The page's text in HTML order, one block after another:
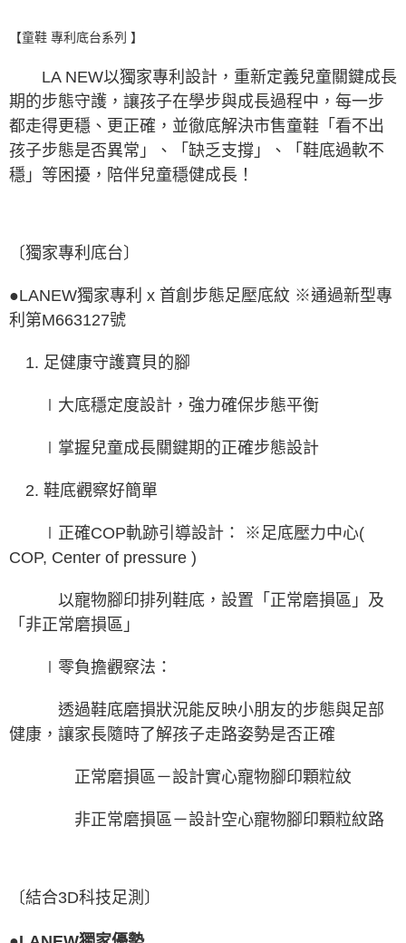
【童鞋 專利底台系列 】
LA NEW以獨家專利設計，重新定義兒童關鍵成長
期的步態守護，讓孩子在學步與成長過程中，每一步
都走得更穩、更正確，並徹底解決市售童鞋「看不出
孩子步態是否異常」、「缺乏支撐」、「鞋底過軟不
穩」等困擾，陪伴兒童穩健成長！
〔獨家專利底台〕
●LANEW獨家專利 x 首創步態足壓底紋 ※通過新型專
利第M663127號
1. 足健康守護寶貝的腳
∣大底穩定度設計，強力確保步態平衡
∣掌握兒童成長關鍵期的正確步態設計
2. 鞋底觀察好簡單
∣正確COP軌跡引導設計： ※足底壓力中心(
COP, Center of pressure )
以寵物腳印排列鞋底，設置「正常磨損區」及
「非正常磨損區」
∣零負擔觀察法：
透過鞋底磨損狀況能反映小朋友的步態與足部
健康，讓家長隨時了解孩子走路姿勢是否正確
正常磨損區－設計實心寵物腳印顆粒紋
非正常磨損區－設計空心寵物腳印顆粒紋路
〔結合3D科技足測〕